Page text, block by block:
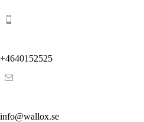
+4640152525
info@wallox.se